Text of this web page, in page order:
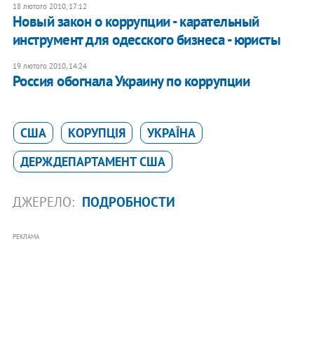
18 лютого 2010, 17:12
Новый закон о коррупции - карательный
инструмент для одесского бизнеса - юристы
19 лютого 2010, 14:24
Россия обогнала Украину по коррупции
США КОРУПЦІЯ
УКРАЇНА
ДЕРЖДЕПАРТАМЕНТ США
ДЖЕРЕЛО: ПОДРОБНОСТИ
РЕКЛАМА